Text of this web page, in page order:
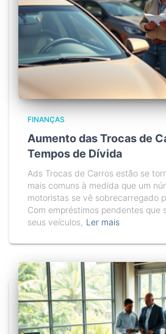
FINANÇAS
Aumento das Trocas de
Tempos de Dívida
Ads Trocas de Carros estão se
mais comuns à medida que um
motoristas se vê sobrecarregado
Com empréstimos pendentes que
seus veículos, Ler mais